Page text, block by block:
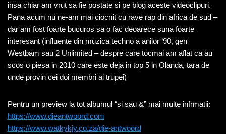
insa chiar am vrut sa fie postate si pe blog aceste videoclipuri.
Pana acum nu ne-am mai ciocnit cu rave rap din africa de sud –
dar am fost foarte bucuros sa o fac deoarece suna foarte
interesant (influente din muzica techno a anilor ’90, gen
Westbam sau 2 Unlimited – despre care tocmai am aflat ca au
scos o piesa in 2010 care este deja in top 5 in Olanda, tara de
unde provin cei doi membri ai trupei)
Pentru un preview la tot albumul “si sau &” mai multe infrmatii:
https://www.dieantwoord.com
https://www.watkykjy.co.za/die-antwoord